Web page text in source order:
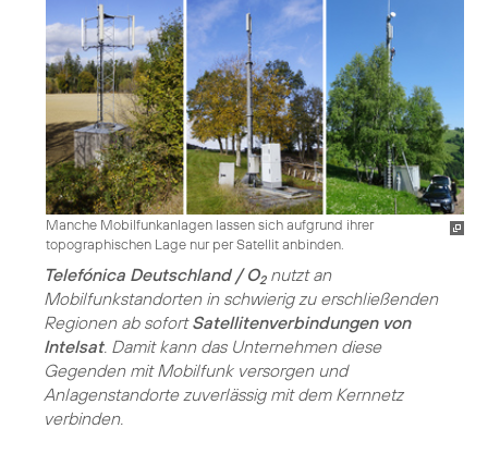
Manche Mobilfunkanlagen lassen sich aufgrund ihrer
topographischen Lage nur per Satellit anbinden.
Telefónica Deutschland / O2nutzt an
Mobilfunkstandorten in schwierig zu erschließenden
Regionen ab sofortSatellitenverbindungen von
Intelsat. Damit kann das Unternehmen diese
Gegenden mit Mobilfunk versorgen und
Anlagenstandorte zuverlässig mit dem Kernnetz
verbinden.